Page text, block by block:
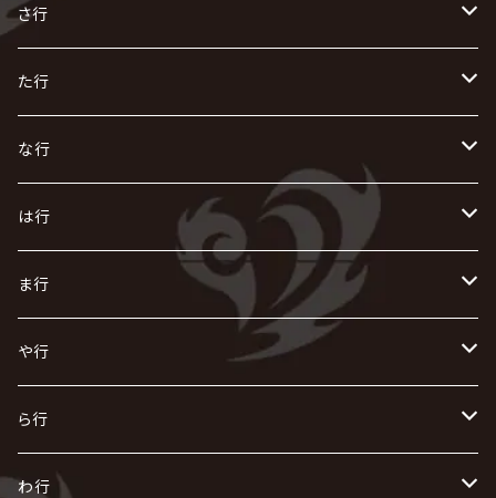
R指定
AIOLIN
Azavana
Acid Black Cherry
い
IKUO
exist†trace
色々な十字架
う
VIRGE / ヴァージュ
Waive
え
ACE OF SPADES
X JAPAN
お
AURORIZE
OFIAM
か
怪人二十面奏
Kαin
the GazettE
き
KISAKI
キズ
く
Crack6
グラビティ
け
[ kei ] / 圭
仮病
こ
GOATBED
ゴールデンボンバー
コドモドラゴン
さ行
さ
ザアザア
The THIRTEEN
し
Zeke Deux
Z CLEAR
す
Z CLEAR
超ジャシー
せ
ゼラ
零[Hz]
仙台貨物
そ
SOPHIA
ZOMBIE / ぞんび
た行
た
DASEIN
DAIGO
ち
CHAQLA.
つ
て
D
DIAURA
と
東京花嫁
な行
な
NIGHTMARE
NAZARE
に
NiEL
NICOLAS
ぬ
nurié
ね
NETH PRIERE CAIN
の
は行
は
heidi.
H.U.G
BUCK-TICK
ひ
HERO
美炎-BIEN-
ふ
Far East Dizain
へ
ま行
ま
THE MICRO HEAD 4N'S
MAO / マオ from SID
み
未完成アリス
む
や行
や
ヤミテラ / 外道反逆者ヤミテラ
ゆ
ら行
ら
わ行